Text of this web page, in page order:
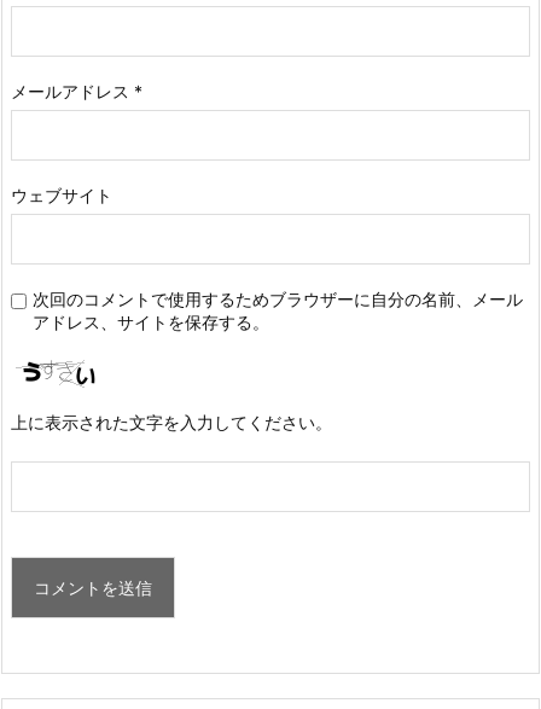
メールアドレス *
ウェブサイト
次回のコメントで使用するためブラウザーに自分の名前、メール
アドレス、サイトを保存する。
上に表示された文字を入力してください。